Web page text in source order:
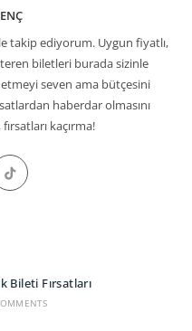
takip ediyorum. Uygun fiyatlı,
biletleri burada sizinle
seven ama bütçesini
haberdar olmasını
kaçırma!
Opens
Bileti Fırsatları